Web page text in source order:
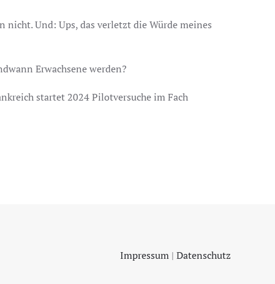
Und: Ups, das verletzt die Würde meines
Erwachsene werden?
startet 2024 Pilotversuche im Fach
Impressum | Datenschutz